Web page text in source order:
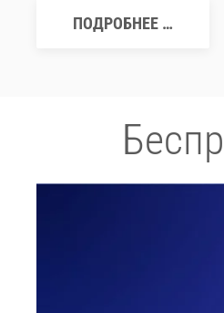
ПОДРОБНЕЕ …